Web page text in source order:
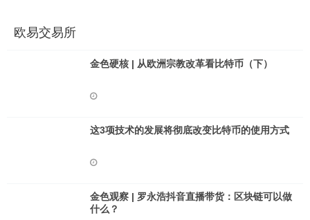
欧易交易所
金色硬核 | 从欧洲宗教改革看比特币（下）
这3项技术的发展将彻底改变比特币的使用方式
金色观察 | 罗永浩抖音直播带货：区块链可以做
什么？